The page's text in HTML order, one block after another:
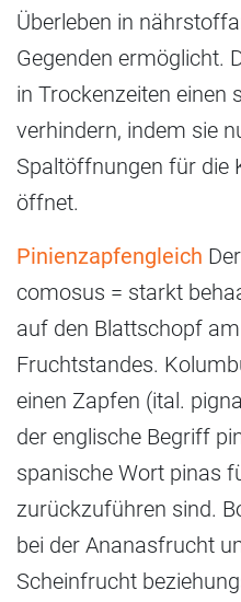
Überleben in
Gegenden ermöglicht.
in Trockenzeiten einen
verhindern, indem sie
Spaltöffnungen für die
öffnet.
Pinienzapfengleich
comosus = starkt
auf den Blattschopf
Fruchtstandes.
einen Zapfen (ital.
der englische Begriff
spanische Wort pinas
zurückzuführen sind.
bei der Ananasfrucht
Scheinfrucht